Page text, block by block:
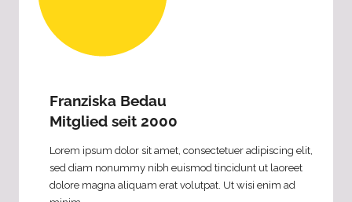
Franziska Bedau
Mitglied seit 2000
Lorem ipsum dolor sit amet, consectetuer adipiscing elit,
sed diam nonummy nibh euismod tincidunt ut laoreet
dolore magna aliquam erat volutpat. Ut wisi enim ad